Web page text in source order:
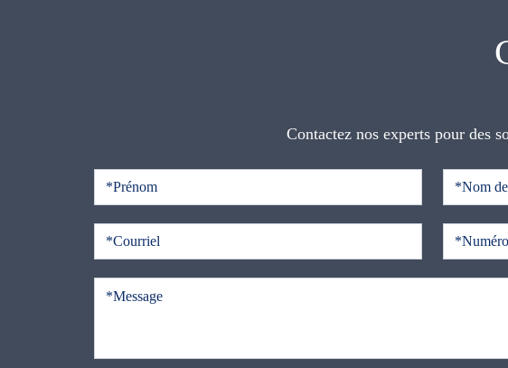
Contactez nos experts pour des
C
t